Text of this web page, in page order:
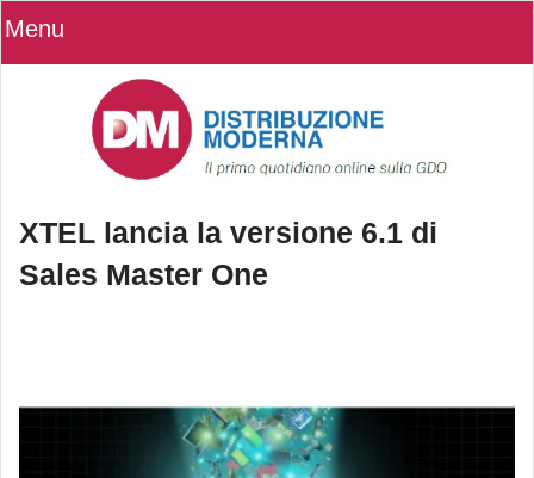
Menu
XTEL lancia la versione 6.1 di
Sales Master One